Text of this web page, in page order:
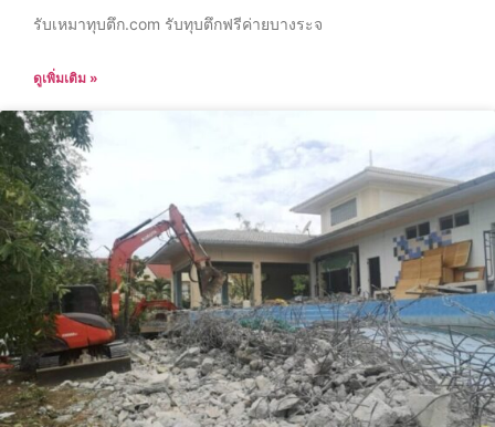
รับเหมาทุบตึก.com รับทุบตึกฟรีค่ายบางระจ
ดูเพิ่มเติม »